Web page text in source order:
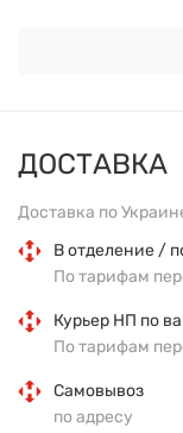
ДОСТАВКА
Доставка по
В отделение /
По тарифам
Курьер НП по
По тарифам
Самовывоз
по адресу
Особенности
кислоту,
рост мышечных
увеличению
Про-
корня
организме.